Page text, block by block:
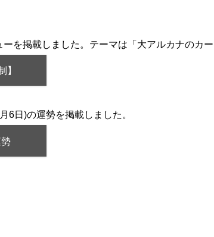
を掲載しました。テーマは「大アルカナのカ
】
6日)の運勢を掲載しました。